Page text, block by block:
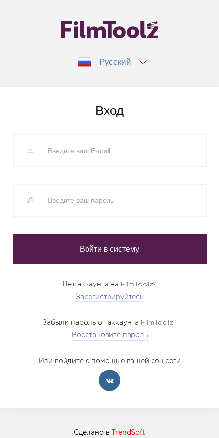
Русский
Вход
Нет аккаунта на FilmToolz?
Зарегистрируйтесь
Забыли пароль от аккаунта FilmToolz?
Восстановите пароль
Или войдите с помощью вашей соц.сети
Сделано в TrendSoft